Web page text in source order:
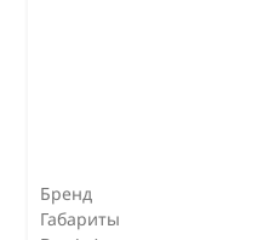
Бренд
Габариты